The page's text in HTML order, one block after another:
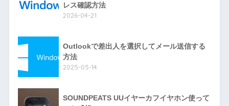
レス確認方法
2026-04-21
Outlookで差出人を選択してメール送信する
方法
2025-05-14
SOUNDPEATS UUイヤーカフイヤホン使って